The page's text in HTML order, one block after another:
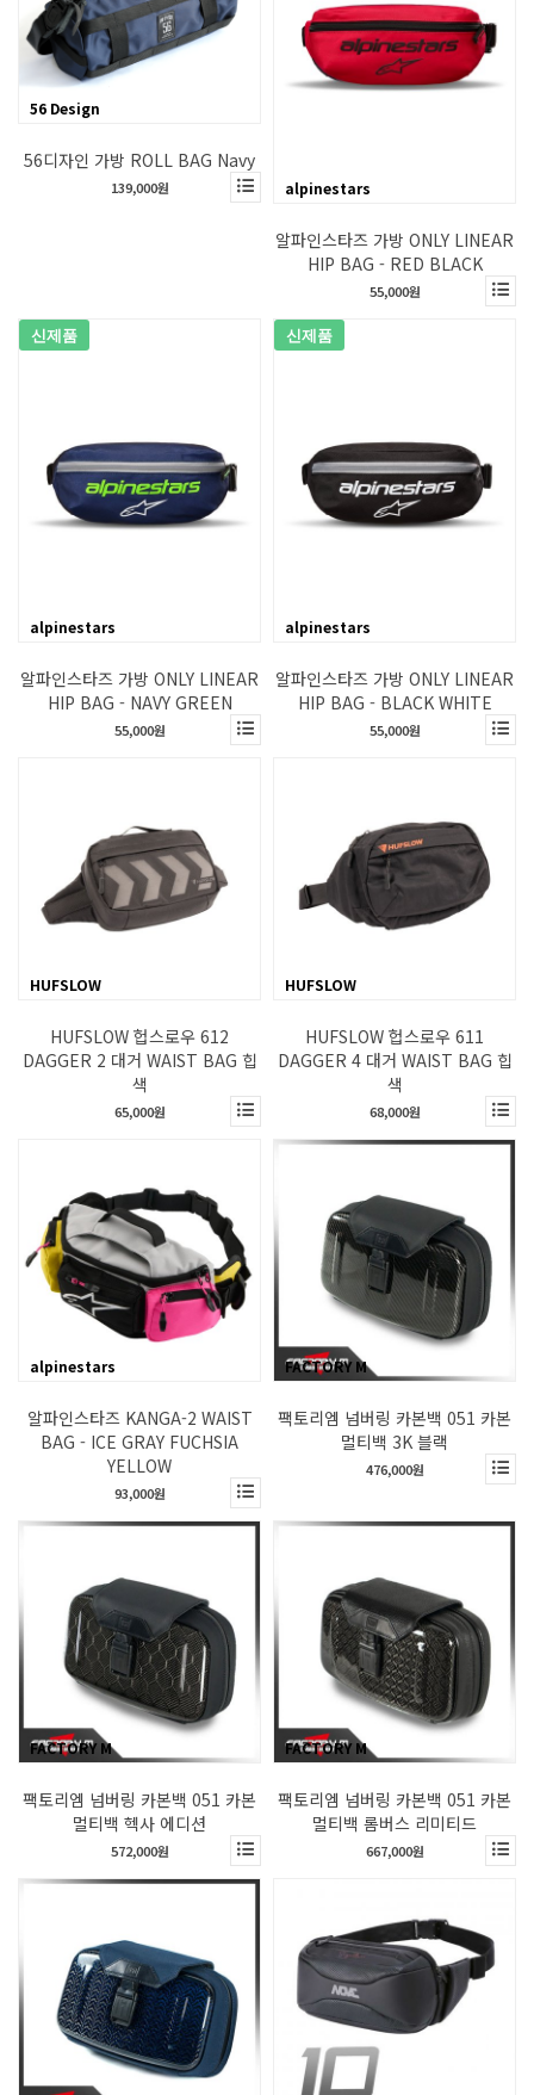
56 Design
56디자인 가방 ROLL BAG Navy
139,000원 alpinestars
알파인스타즈 가방 ONLY LINEAR
HIP BAG - RED BLACK
55,000원
신제품
alpinestars
알파인스타즈 가방 ONLY LINEAR
HIP BAG - NAVY GREEN
55,000원
신제품
alpinestars
알파인스타즈 가방 ONLY LINEAR
HIP BAG - BLACK WHITE
55,000원
HUFSLOW
HUFSLOW 헙스로우 612
DAGGER 2 대거 WAIST BAG 힙
색
65,000원
HUFSLOW
HUFSLOW 헙스로우 611
DAGGER 4 대거 WAIST BAG 힙
색
68,000원
alpinestars
알파인스타즈 KANGA-2 WAIST
BAG - ICE GRAY FUCHSIA
YELLOW
93,000원
FACTORY M
팩토리엠 넘버링 카본백 051 카본
멀티백 3K 블랙
476,000원
FACTORY M
팩토리엠 넘버링 카본백 051 카본
멀티백 헥사 에디션
572,000원
FACTORY M
팩토리엠 넘버링 카본백 051 카본
멀티백 롬버스 리미티드
667,000원